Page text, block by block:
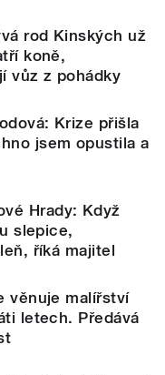
rod Kinských už
koně,
vůz z pohádky
Krize přišla
jsem opustila a
Hrady: Když
slepice,
říká majitel
věnuje malířství
letech. Předává